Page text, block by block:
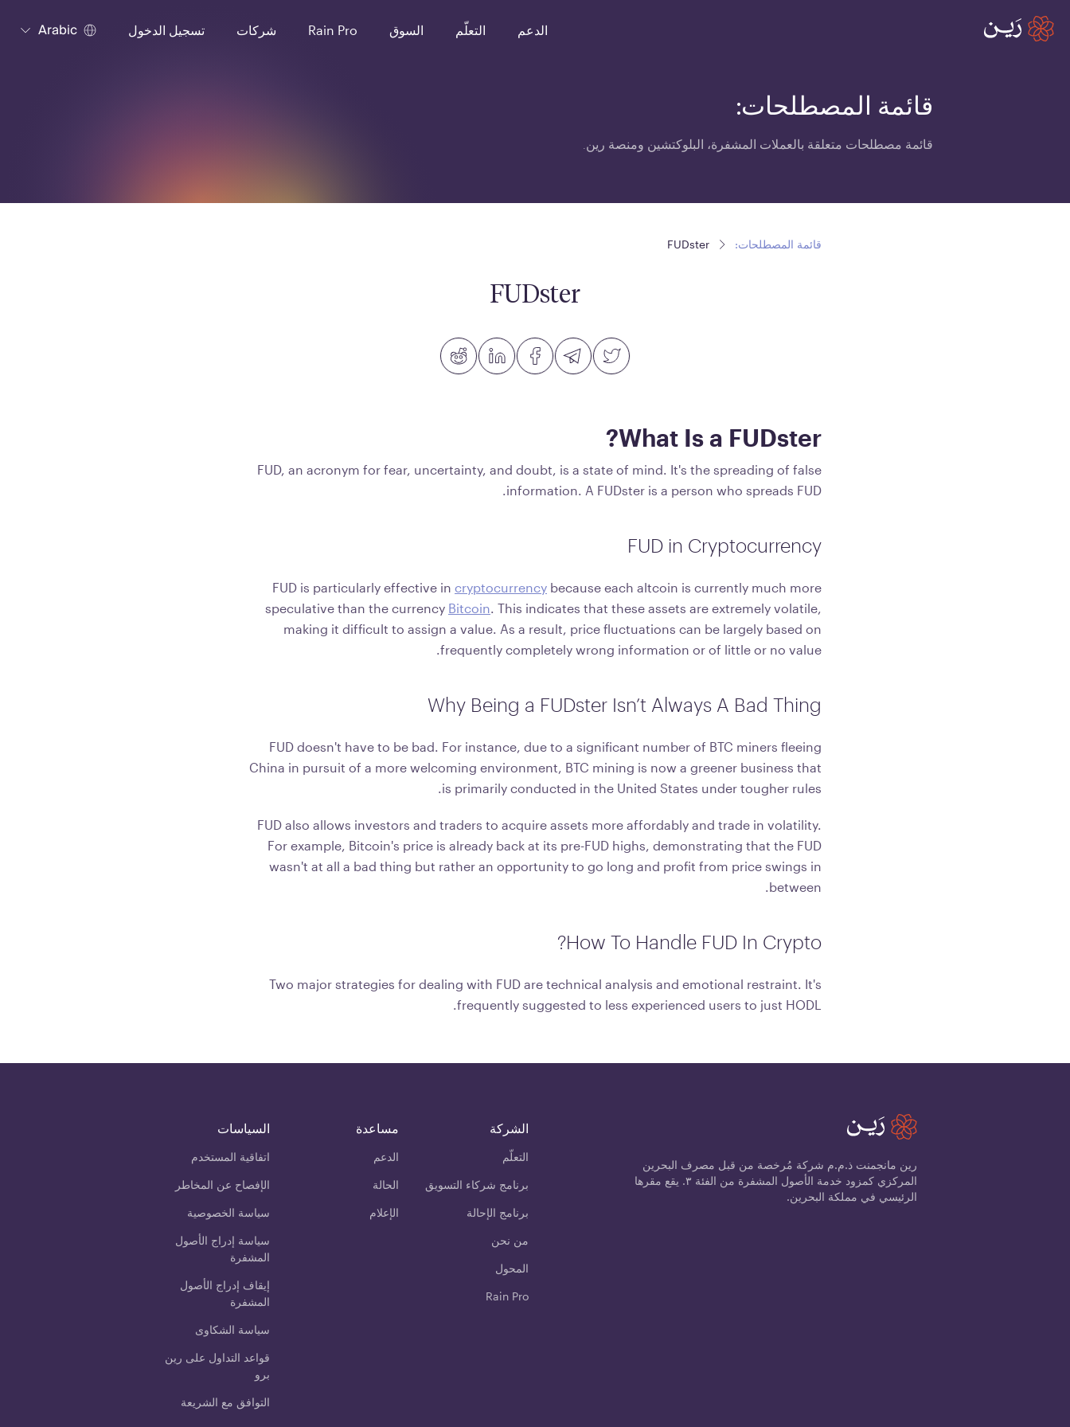
الدعم التعلّم السوق Rain Pro شركات تسجيل الدخول Arabic
قائمة المصطلحات:
قائمة مصطلحات متعلقة بالعملات المشفرة، البلوكتشين ومنصة رين.
قائمة المصطلحات: FUDster
FUDster
What Is a FUDster?
FUD, an acronym for fear, uncertainty, and doubt, is a state of mind. It's the spreading of false
information. A FUDster is a person who spreads FUD.
FUD in Cryptocurrency
FUD is particularly effective in cryptocurrency because each altcoin is currently much more
speculative than the currency Bitcoin. This indicates that these assets are extremely volatile,
making it difficult to assign a value. As a result, price fluctuations can be largely based on
frequently completely wrong information or of little or no value.
Why Being a FUDster Isn’t Always A Bad Thing
FUD doesn't have to be bad. For instance, due to a significant number of BTC miners fleeing
China in pursuit of a more welcoming environment, BTC mining is now a greener business that
is primarily conducted in the United States under tougher rules.
FUD also allows investors and traders to acquire assets more affordably and trade in volatility.
For example, Bitcoin's price is already back at its pre-FUD highs, demonstrating that the FUD
wasn't at all a bad thing but rather an opportunity to go long and profit from price swings in
between.
How To Handle FUD In Crypto?
Two major strategies for dealing with FUD are technical analysis and emotional restraint. It's
frequently suggested to less experienced users to just HODL.
رين مانجمنت ذ.م.م شركة مُرخصة من قبل مصرف البحرين
المركزي كمزود خدمة الأصول المشفرة من الفئة ٣. يقع مقرها
الرئيسي في مملكة البحرين.
الشركة
التعلّم
برنامج شركاء التسويق
برنامج الإحالة
من نحن
المحول
Rain Pro
مساعدة
الدعم
الحالة
الإعلام
السياسات
اتفاقية المستخدم
الإفصاح عن المخاطر
سياسة الخصوصية
سياسة إدراج الأصول
المشفرة
إيقاف إدراج الأصول
المشفرة
سياسة الشكاوى
قواعد التداول على رين
برو
التوافق مع الشريعة